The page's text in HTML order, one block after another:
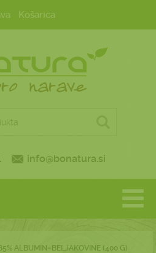
Košarica
info@bonatura.si
ALBUMIN~BELJAKOVINE (400 G)